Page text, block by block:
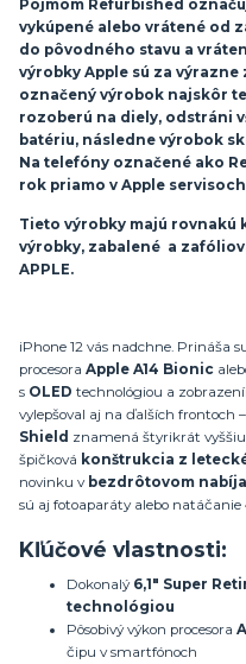
Pojmom Refurbished
vykúpené alebo vrátené od
do pôvodného stavu a
výrobky Apple sú za
označený výrobok najskôr
rozoberú na diely, odstráni
batériu, následne výrobok
Na telefóny označené ako
rok priamo v Apple servisoch
Tieto výrobky majú rovnakú
výrobky, zabalené a
APPLE.
iPhone 12 vás nadchne. Prináša
procesora Apple A14 Bionic
s OLED technológiou a
vylepšoval aj na ďalších frontoch
Shield znamená štyrikrát
špičková konštrukcia z
novinku v bezdrôtovom
sú aj fotoaparáty alebo natáčanie
Kľúčové vlastnosti:
Dokonalý 6,1" Super
technológiou
Pôsobivý výkon procesora
čipu v smartfónoch